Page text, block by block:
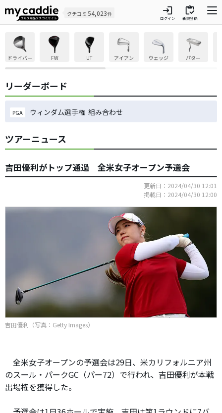
クチコミ 54,023件 login
ログイン
inventory
新規登録
ドライバー FW UT アイアン ウェッジ パター
リーダーボード
PGA ウィンダム選手権 組み合わせ
ツアーニュース
吉田優利がトップ通過 全米女子オープン予選会
更新日：2024/04/30 12:01
掲載日：2024/04/30 12:00
吉田優利（写真：Getty Images）
全米女子オープンの予選会は29日、米カリフォルニア州
のスール・パークGC（パー72）で行われ、吉田優利が本戦
出場権を獲得した。